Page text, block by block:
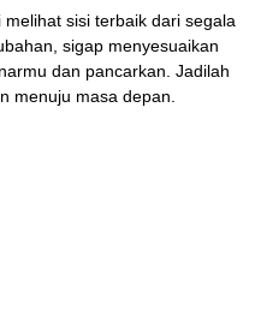
sisi terbaik dari segala
sigap menyesuaikan
dan pancarkan. Jadilah
menuju masa depan.